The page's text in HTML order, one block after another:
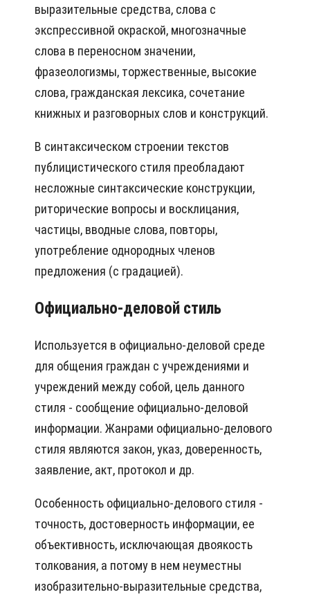
выразительные средства, слова с
экспрессивной окраской, многозначные
слова в переносном значении,
фразеологизмы, торжественные, высокие
слова, гражданская лексика, сочетание
книжных и разговорных слов и конструкций.
В синтаксическом строении текстов
публицистического стиля преобладают
несложные синтаксические конструкции,
риторические вопросы и восклицания,
частицы, вводные слова, повторы,
употребление однородных членов
предложения (с градацией).
Официально-деловой стиль
Используется в официально-деловой среде
для общения граждан с учреждениями и
учреждений между собой, цель данного
стиля - сообщение официально-деловой
информации. Жанрами официально-делового
стиля являются закон, указ, доверенность,
заявление, акт, протокол и др.
Особенность официально-делового стиля -
точность, достоверность информации, ее
объективность, исключающая двоякость
толкования, а потому в нем неуместны
изобразительно-выразительные средства,